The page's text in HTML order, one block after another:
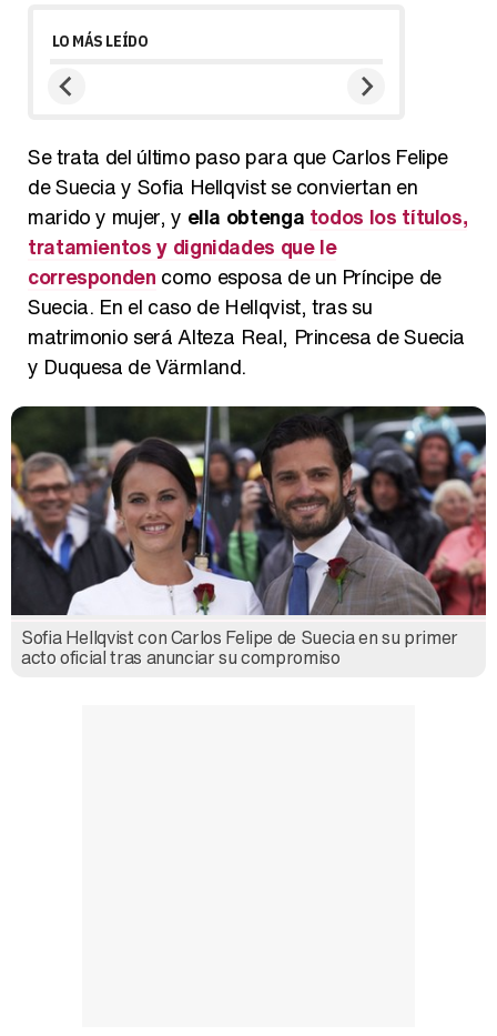
LO MÁS LEÍDO
Se trata del último paso para que Carlos Felipe
de Suecia y Sofia Hellqvist se conviertan en
marido y mujer, y ella obtenga todos los títulos,
tratamientos y dignidades que le
corresponden como esposa de un Príncipe de
Suecia. En el caso de Hellqvist, tras su
matrimonio será Alteza Real, Princesa de Suecia
y Duquesa de Värmland.
Sofia Hellqvist con Carlos Felipe de Suecia en su primer
acto oficial tras anunciar su compromiso